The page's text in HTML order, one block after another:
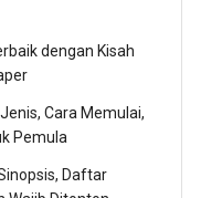
dengan Kisah
Cara Memulai,
Pemula
Daftar